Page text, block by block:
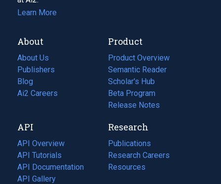
Learn More
About
About Us
Publishers
Blog
(opens
in
tab)
Ai2 Careers
(opens
new
tab)
Product
Product Overview
Semantic Reader
Scholar's Hub
Beta Program
Release Notes
API
API Overview
API Tutorials
API Documentation
(opens
in
API Gallery
Research
Publications
(opens
in
a
Research Careers
(opens
in
Resources
(opens